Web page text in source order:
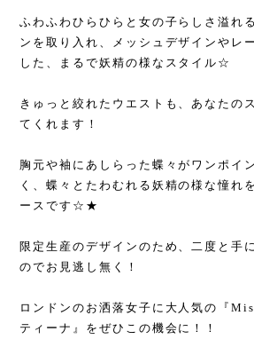
ふわふわひらひらと女の子らしさ溢れ
ンを取り入れ、メッシュデザインやレ
した、まるで妖精の様なスタイル☆
きゅっと絞れたウエストも、あなたの
てくれます！
胸元や袖にあしらった蝶々がワンポイ
く、蝶々とたわむれる妖精の様な憧れ
ースです☆★
限定生産のデザインのため、二度と手
のでお見逃し無く！
ロンドンのお洒落女子に大人気の『
ティーナ』をぜひこの機会に！！